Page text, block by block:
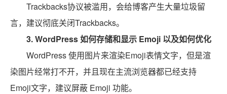
Trackbacks协议被滥用，会给博客产生大量垃圾留
言，建议彻底关闭Trackbacks。
3.WordPress 如何存储和显示 Emoji 以及如何优化
WordPress 使用图片来渲染Emoji表情文字，但是渲
染图片经常打不开，并且现在主流浏览器都已经支持
Emoji文字，建议屏蔽 Emoji 功能。